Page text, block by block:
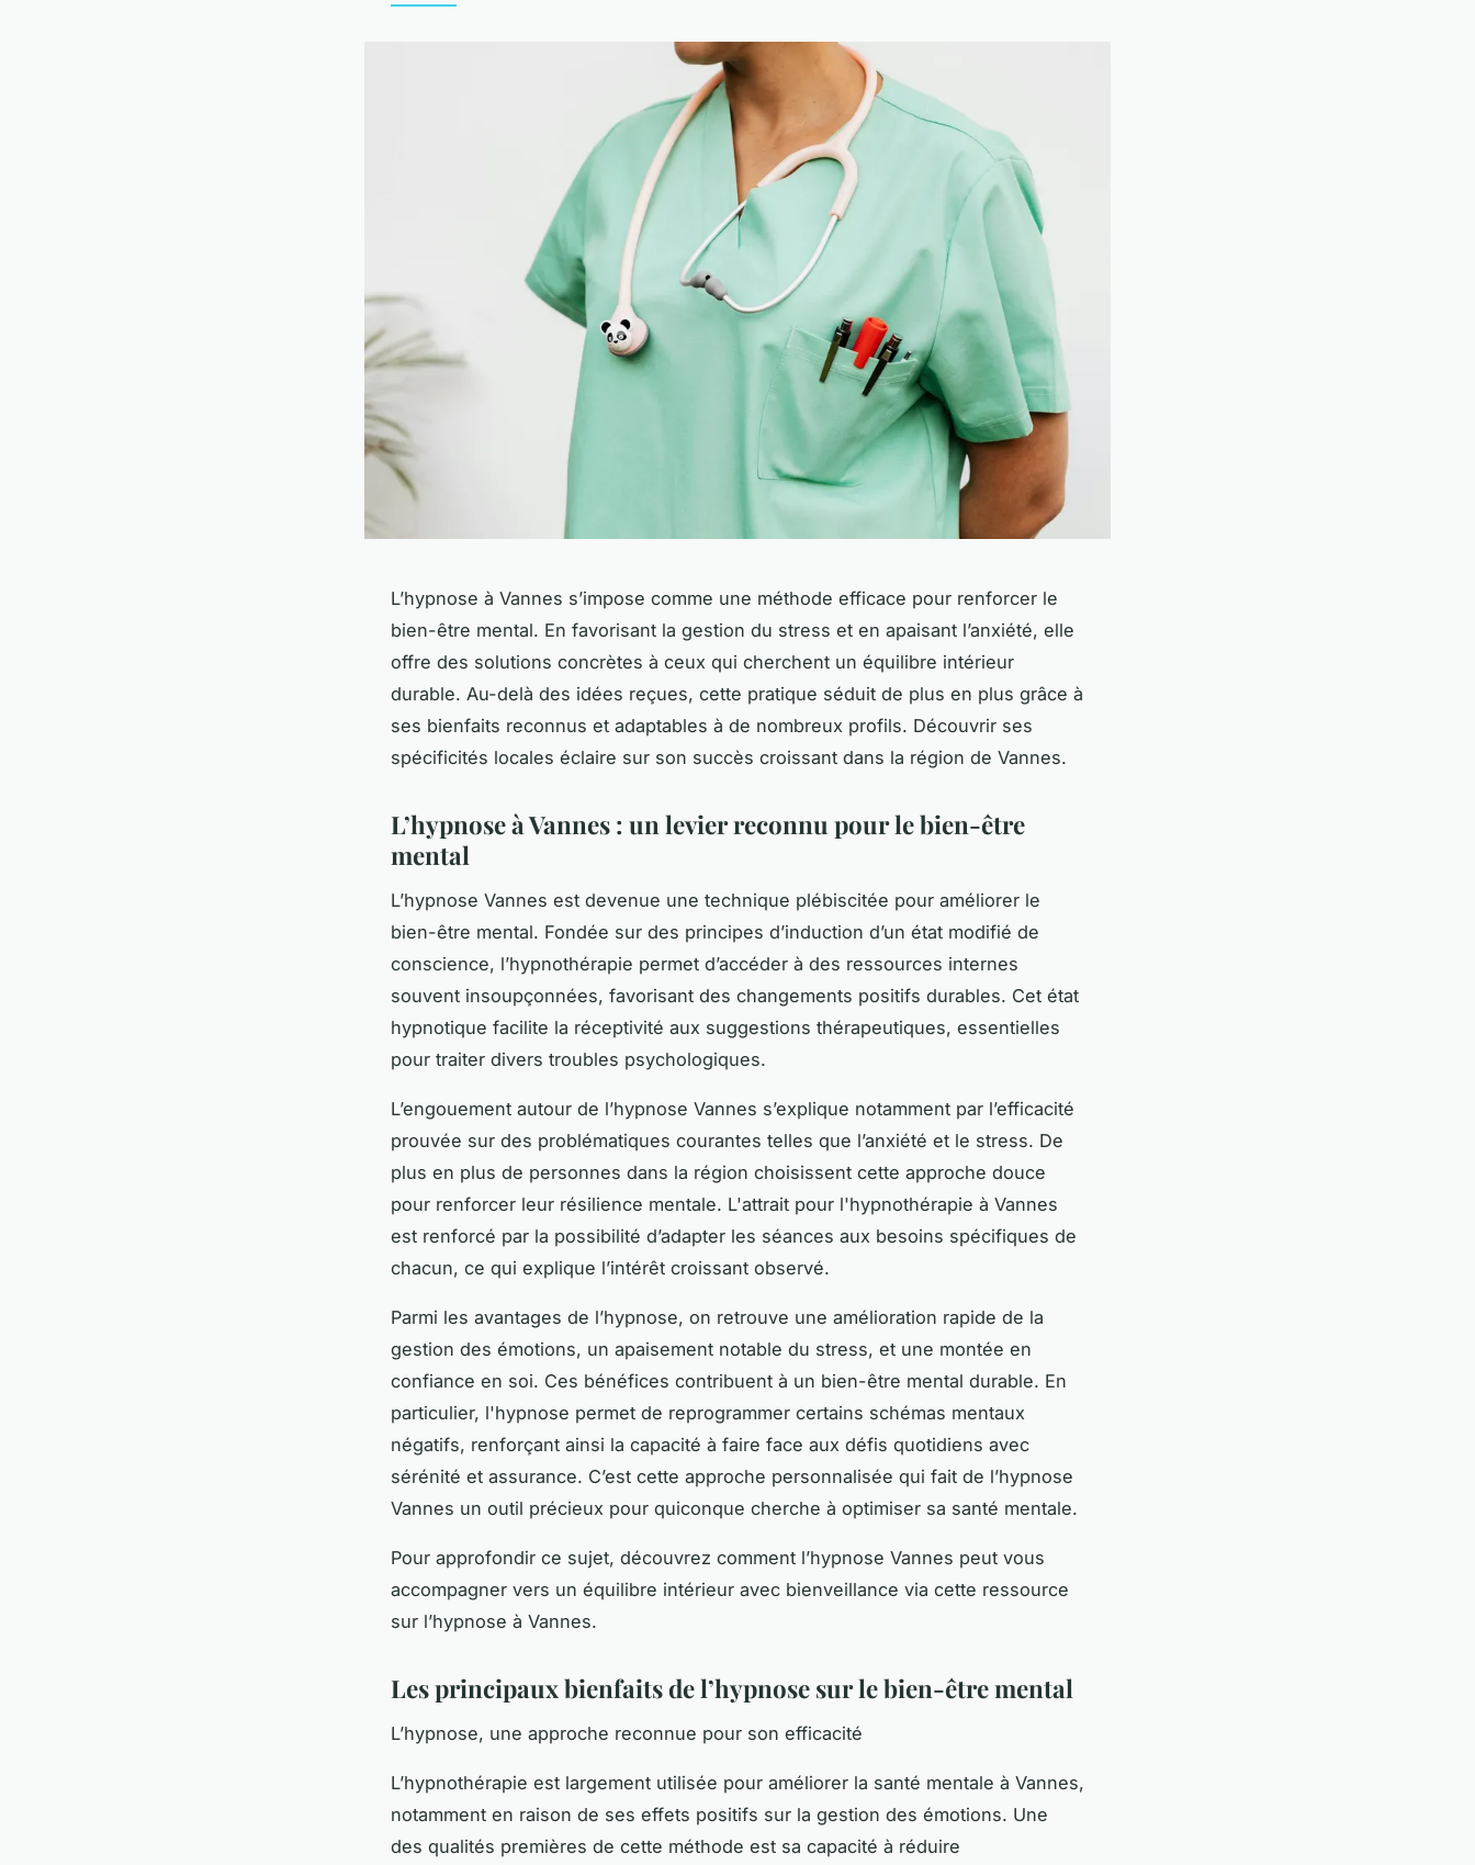
L’hypnose à Vannes s’impose comme une méthode efficace pour renforcer le
bien-être mental. En favorisant la gestion du stress et en apaisant l’anxiété, elle
offre des solutions concrètes à ceux qui cherchent un équilibre intérieur
durable. Au-delà des idées reçues, cette pratique séduit de plus en plus grâce à
ses bienfaits reconnus et adaptables à de nombreux profils. Découvrir ses
spécificités locales éclaire sur son succès croissant dans la région de Vannes.
L’hypnose à Vannes : un levier reconnu pour le bien-être
mental
L’hypnose Vannes est devenue une technique plébiscitée pour améliorer le
bien-être mental. Fondée sur des principes d’induction d’un état modifié de
conscience, l’hypnothérapie permet d’accéder à des ressources internes
souvent insoupçonnées, favorisant des changements positifs durables. Cet état
hypnotique facilite la réceptivité aux suggestions thérapeutiques, essentielles
pour traiter divers troubles psychologiques.
L’engouement autour de l’hypnose Vannes s’explique notamment par l’efficacité
prouvée sur des problématiques courantes telles que l’anxiété et le stress. De
plus en plus de personnes dans la région choisissent cette approche douce
pour renforcer leur résilience mentale. L'attrait pour l'hypnothérapie à Vannes
est renforcé par la possibilité d’adapter les séances aux besoins spécifiques de
chacun, ce qui explique l’intérêt croissant observé.
Parmi les avantages de l’hypnose, on retrouve une amélioration rapide de la
gestion des émotions, un apaisement notable du stress, et une montée en
confiance en soi. Ces bénéfices contribuent à un bien-être mental durable. En
particulier, l'hypnose permet de reprogrammer certains schémas mentaux
négatifs, renforçant ainsi la capacité à faire face aux défis quotidiens avec
sérénité et assurance. C’est cette approche personnalisée qui fait de l’hypnose
Vannes un outil précieux pour quiconque cherche à optimiser sa santé mentale.
Pour approfondir ce sujet, découvrez comment l’hypnose Vannes peut vous
accompagner vers un équilibre intérieur avec bienveillance via cette ressource
sur l’hypnose à Vannes.
Les principaux bienfaits de l’hypnose sur le bien-être mental
L’hypnose, une approche reconnue pour son efficacité
L’hypnothérapie est largement utilisée pour améliorer la santé mentale à Vannes,
notamment en raison de ses effets positifs sur la gestion des émotions. Une
des qualités premières de cette méthode est sa capacité à réduire